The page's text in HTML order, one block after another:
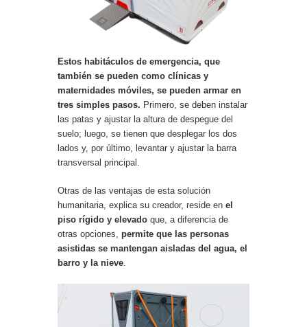
Estos habitáculos de emergencia, que
también se pueden como clínicas y
maternidades móviles, se pueden armar en
tres simples pasos. Primero, se deben instalar
las patas y ajustar la altura de despegue del
suelo; luego, se tienen que desplegar los dos
lados y, por último, levantar y ajustar la barra
transversal principal.
Otras de las ventajas de esta solución
humanitaria, explica su creador, reside en el
piso rígido y elevado que, a diferencia de
otras opciones, permite que las personas
asistidas se mantengan aisladas del agua, el
barro y la nieve